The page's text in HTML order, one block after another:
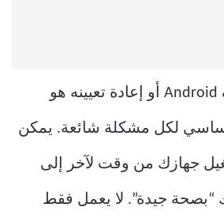
إعادة تشغيل هاتف Android أو إعادة تعيينه هو
لكل مشكلة شائعة. يمكن
جهازك من وقت لآخر إلى
“بصحة جيدة”. لا يعمل فقط